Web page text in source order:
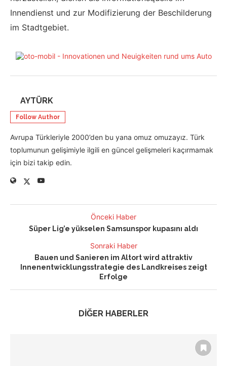
Innendienst und zur Modifizierung der Beschilderung
im Stadtgebiet.
AYTÜRK
Follow Author
Avrupa Türkleriyle 2000’den bu yana omuz omuzayız. Türk
toplumunun gelişimiyle ilgili en güncel gelişmeleri kaçırmamak
için bizi takip edin.
Önceki Haber
Süper Lig’e yükselen Samsunspor kupasını aldı
Sonraki Haber
Bauen und Sanieren im Altort wird attraktiv
Innenentwicklungsstrategie des Landkreises zeigt
Erfolge
DİĞER HABERLER